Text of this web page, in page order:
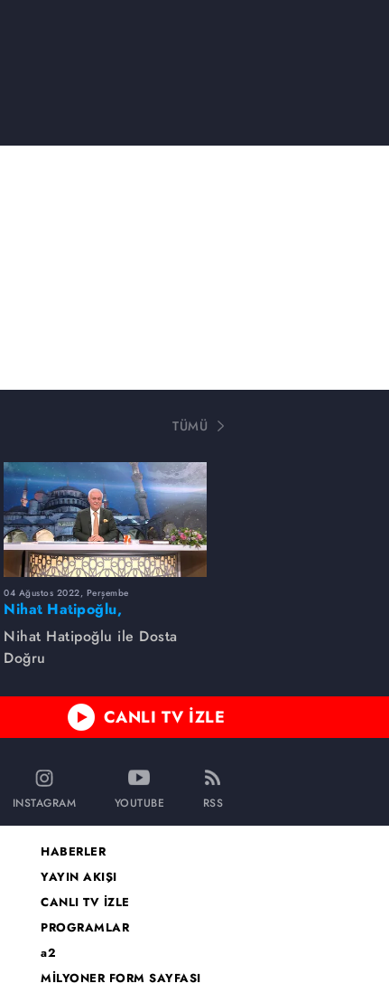
TÜMÜ
04 Ağustos 2022, Perşembe
Nihat Hatipoğlu,
Peygamber efendimizin
özelliklerini anlatıyor...
Nihat Hatipoğlu ile Dosta
Doğru
CANLI TV İZLE
INSTAGRAM YOUTUBE RSS
HABERLER
YAYIN AKIŞI
CANLI TV İZLE
PROGRAMLAR
a2
MİLYONER FORM SAYFASI